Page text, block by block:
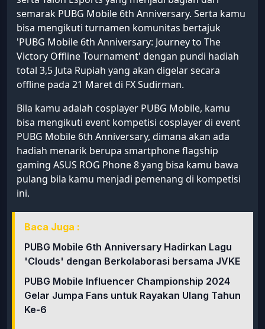
semarak PUBG Mobile 6th Anniversary. Serta kamu
bisa mengikuti turnamen komunitas bertajuk
'PUBG Mobile 6th Anniversary: Journey to The
Victory Offline Tournament' dengan pundi hadiah
total 3,5 Juta Rupiah yang akan digelar secara
offline pada 21 Maret di FX Sudirman.
Bila kamu adalah cosplayer PUBG Mobile, kamu
bisa mengikuti event kompetisi cosplayer di event
PUBG Mobile 6th Anniversary, dimana akan ada
hadiah menarik berupa smartphone flagship
gaming ASUS ROG Phone 8 yang bisa kamu bawa
pulang bila kamu menjadi pemenang di kompetisi
ini.
Baca Juga :
PUBG Mobile 6th Anniversary Hadirkan Lagu
'Clouds' dengan Berkolaborasi bersama JVKE
PUBG Mobile Influencer Championship 2024
Gelar Jumpa Fans untuk Rayakan Ulang Tahun
Ke-6